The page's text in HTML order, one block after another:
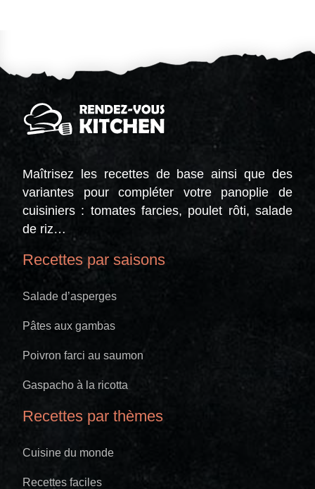
Maîtrisez les recettes de base ainsi que des
variantes pour compléter votre panoplie de
cuisiniers : tomates farcies, poulet rôti, salade
de riz…
Recettes par saisons
Salade d’asperges
Pâtes aux gambas
Poivron farci au saumon
Gaspacho à la ricotta
Recettes par thèmes
Cuisine du monde
Recettes faciles